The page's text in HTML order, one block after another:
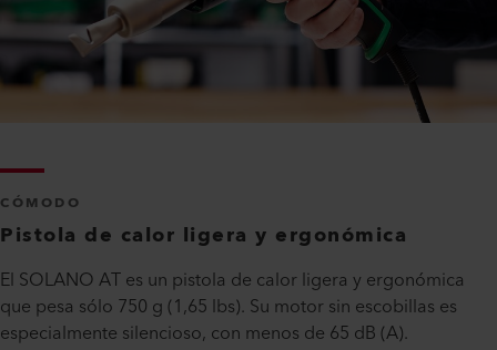
CÓMODO
Pistola de calor ligera y ergonómica
El SOLANO AT es un pistola de calor ligera y ergonómica
que pesa sólo 750 g (1,65 lbs). Su motor sin escobillas es
especialmente silencioso, con menos de 65 dB (A).